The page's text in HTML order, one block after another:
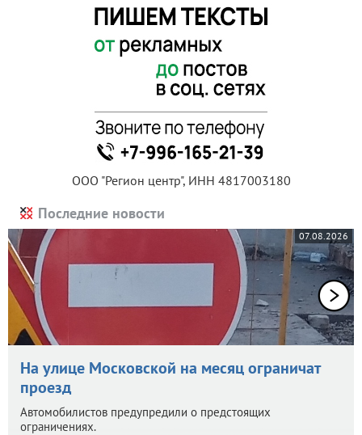
ООО "Регион центр", ИНН 4817003180
Последние новости
07.08.2026
На улице Московской на месяц ограничат
проезд
Автомобилистов предупредили о предстоящих
ограничениях.